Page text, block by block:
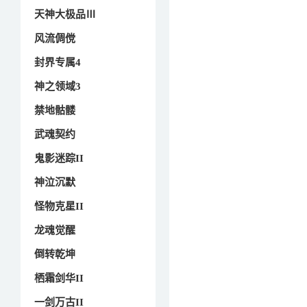
天神大极品Ⅲ
风流倜傥
封界专属4
神之领域3
禁地骷髅
武魂契约
鬼影迷踪II
神泣沉默
怪物克星II
龙魂觉醒
倒转乾坤
栖霜剑华II
一剑万古II